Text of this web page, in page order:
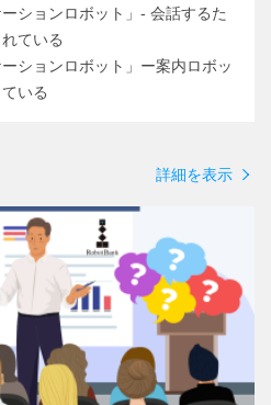
ションロボット」- 会話するた
ている
ションロボット」ー案内ロボッ
いる
詳細を表示